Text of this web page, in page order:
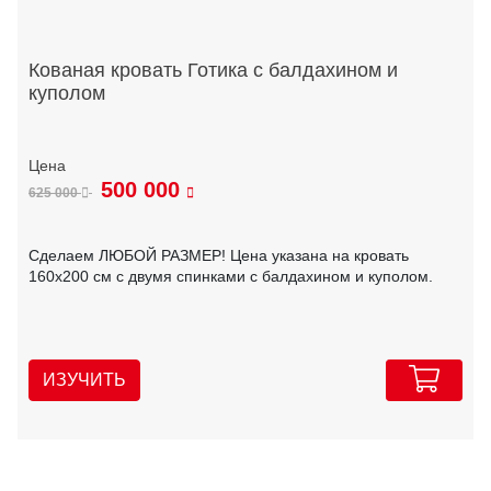
Кованая кровать Готика с балдахином и
куполом
625 000 500 000
Сделаем ЛЮБОЙ РАЗМЕР! Цена указана на кровать
160х200 см с двумя спинками с балдахином и куполом.
ИЗУЧИТЬ